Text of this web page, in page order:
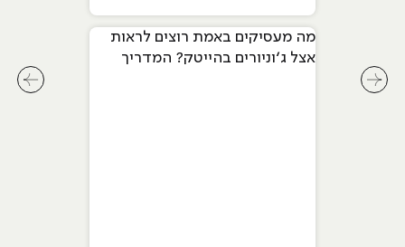
מה מעסיקים באמת רוצים לראות
אצל ג׳וניורים בהייטק? המדריך
לחץ לחץ לשיקופית קודמת בסליידר מאמרים